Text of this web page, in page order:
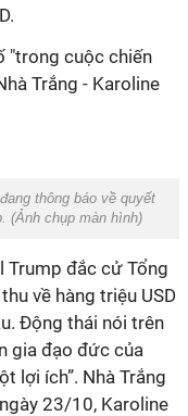
"trong cuộc chiến
Trắng - Karoline
thông báo về quyết
(Ảnh chụp màn hình)
Trump đắc cử Tổng
về hàng triệu USD
Động thái nói trên
gia đạo đức của
lợi ích”. Nhà Trắng
23/10, Karoline